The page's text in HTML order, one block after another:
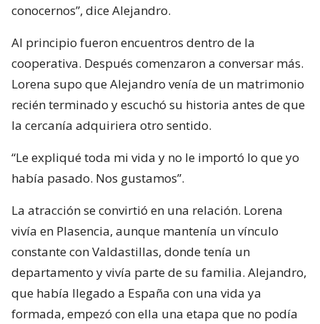
conocernos”, dice Alejandro.
Al principio fueron encuentros dentro de la
cooperativa. Después comenzaron a conversar más.
Lorena supo que Alejandro venía de un matrimonio
recién terminado y escuchó su historia antes de que
la cercanía adquiriera otro sentido.
“Le expliqué toda mi vida y no le importó lo que yo
había pasado. Nos gustamos”.
La atracción se convirtió en una relación. Lorena
vivía en Plasencia, aunque mantenía un vínculo
constante con Valdastillas, donde tenía un
departamento y vivía parte de su familia. Alejandro,
que había llegado a España con una vida ya
formada, empezó con ella una etapa que no podía